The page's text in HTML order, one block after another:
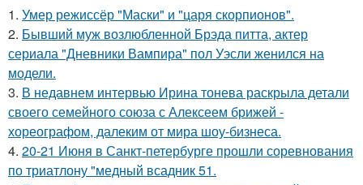
1. Умер режиссёр "Маски" и "царя скорпионов".
2. Бывший муж возлюбленной Брэда питта, актер
сериала "Дневники Вампира" пол Уэсли женился на
модели.
3. В недавнем интервью Ирина тонева раскрыла детали
своего семейного союза с Алексеем брижей -
хореографом, далеким от мира шоу-бизнеса.
4. 20-21 Июня в Санкт-петербурге прошли соревнования
по триатлону "медный всадник 51.